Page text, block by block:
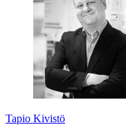
Tapio Kivistö